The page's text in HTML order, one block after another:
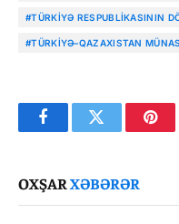
#TÜRKIYƏ RESPUBLIKASININ
#TÜRKIYƏ–QAZAXISTAN
FacebookTwitter
OXŞARXƏBƏRƏR